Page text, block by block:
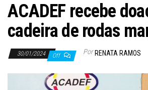
ACADEF recebe
cadeira de rodas
30/01/2024 Off Por RENATA RAMOS